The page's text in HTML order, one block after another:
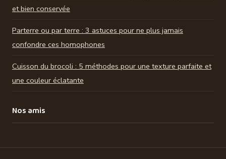
et bien conservée
Parterre ou par terre : 3 astuces pour ne plus jamais
confondre ces homophones
Cuisson du brocoli : 5 méthodes pour une texture parfaite et
une couleur éclatante
Nos amis